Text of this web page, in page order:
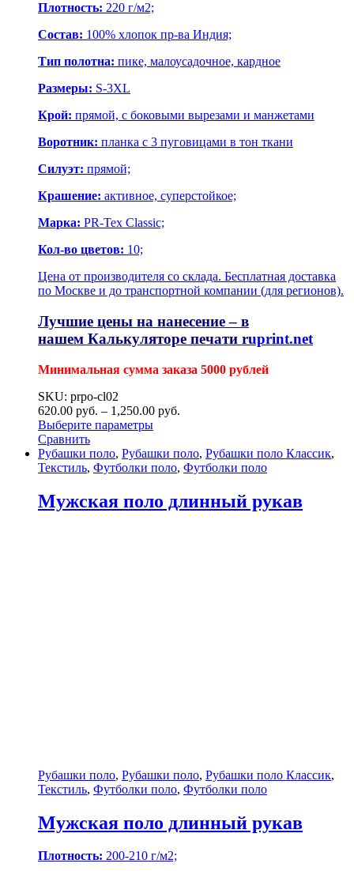
Плотность: 220 г/м2;
Состав: 100% хлопок пр-ва Индия;
Тип полотна: пике, малоусадочное, кардное
Размеры: S-3XL
Крой: прямой, с боковыми вырезами и манжетами
Воротник: планка с 3 пуговицами в тон ткани
Силуэт: прямой;
Крашение: активное, суперстойкое;
Марка: PR-Tex Classic;
Кол-во цветов: 10;
Цена от производителя со склада. Бесплатная доставка
по Москве и до транспортной компании (для регионов).
Лучшие цены на нанесение – в
нашем Калькуляторе печати ruprint.net
Минимальная сумма заказа 5000 рублей
SKU: prpo-cl02
620.00 руб. – 1,250.00 руб.
Выберите параметры
Сравнить
Рубашки поло, Рубашки поло, Рубашки поло Классик,
Текстиль, Футболки поло, Футболки поло
Мужская поло длинный рукав
Рубашки поло, Рубашки поло, Рубашки поло Классик,
Текстиль, Футболки поло, Футболки поло
Мужская поло длинный рукав
Плотность: 200-210 г/м2;